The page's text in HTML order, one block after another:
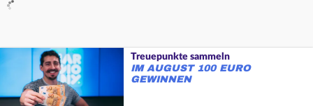
Treuepunkte sammeln
IM AUGUST 100 EURO
GEWINNEN